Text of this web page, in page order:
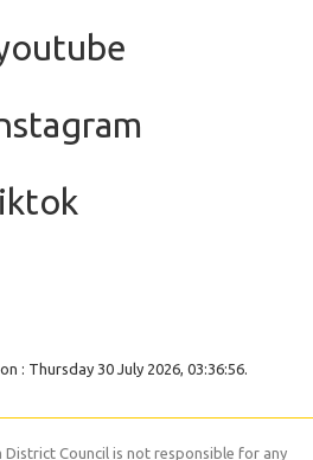
: Thursday 30 July 2026, 03:36:56.
District Council is not responsible for any